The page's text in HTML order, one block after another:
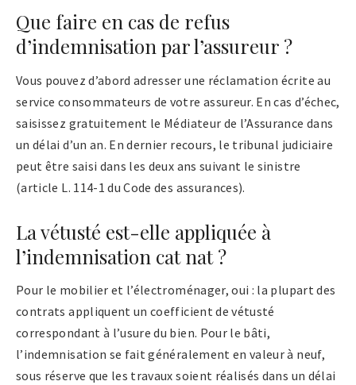
Que faire en cas de refus
d’indemnisation par l’assureur ?
Vous pouvez d’abord adresser une réclamation écrite au
service consommateurs de votre assureur. En cas d’échec,
saisissez gratuitement le Médiateur de l’Assurance dans
un délai d’un an. En dernier recours, le tribunal judiciaire
peut être saisi dans les deux ans suivant le sinistre
(article L. 114-1 du Code des assurances).
La vétusté est-elle appliquée à
l’indemnisation cat nat ?
Pour le mobilier et l’électroménager, oui : la plupart des
contrats appliquent un coefficient de vétusté
correspondant à l’usure du bien. Pour le bâti,
l’indemnisation se fait généralement en valeur à neuf,
sous réserve que les travaux soient réalisés dans un délai